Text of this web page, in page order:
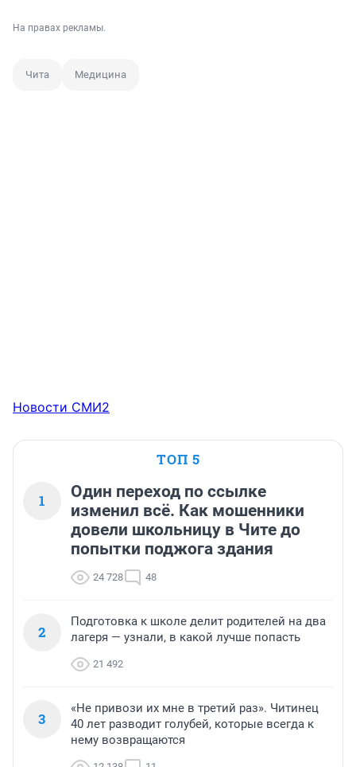
На правах рекламы.
Чита Медицина
Новости СМИ2
ТОП 5
1
Один переход по ссылке
изменил всё. Как мошенники
довели школьницу в Чите до
попытки поджога здания
24 728 48
2
Подготовка к школе делит родителей на два
лагеря — узнали, в какой лучше попасть
21 492
3
«Не привози их мне в третий раз». Читинец
40 лет разводит голубей, которые всегда к
нему возвращаются